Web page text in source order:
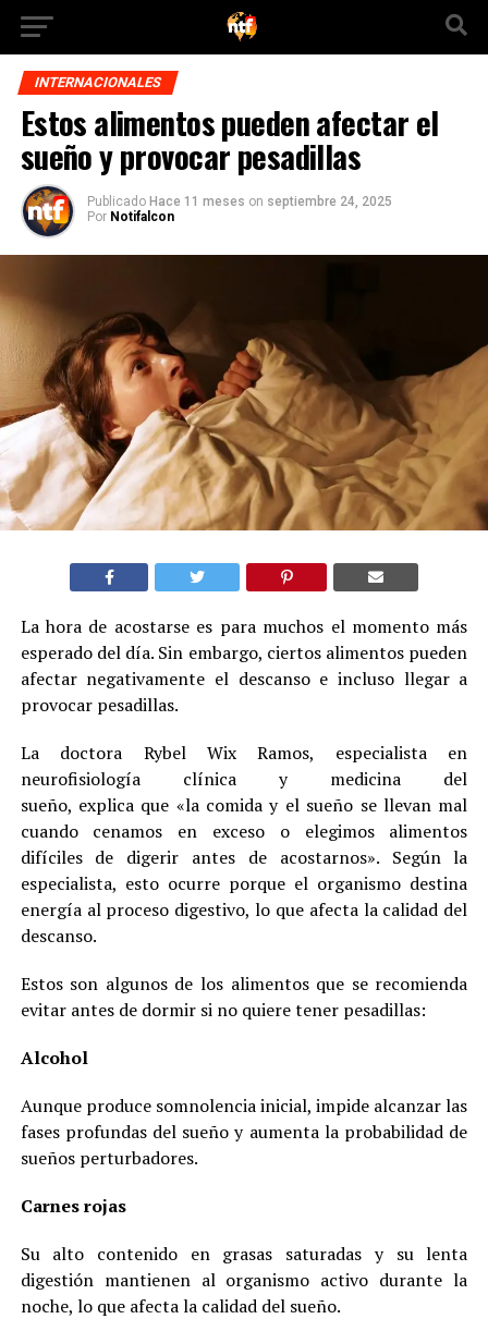
INTERNACIONALES
Estos alimentos pueden afectar el
sueño y provocar pesadillas
Publicado Hace 11 meses on septiembre 24, 2025
Por Notifalcon
La hora de acostarse es para muchos el momento más
esperado del día. Sin embargo, ciertos alimentos pueden
afectar negativamente el descanso e incluso llegar a
provocar pesadillas.
La doctora Rybel Wix Ramos, especialista en
neurofisiología clínica y medicina del
sueño, explica que «la comida y el sueño se llevan mal
cuando cenamos en exceso o elegimos alimentos
difíciles de digerir antes de acostarnos». Según la
especialista, esto ocurre porque el organismo destina
energía al proceso digestivo, lo que afecta la calidad del
descanso.
Estos son algunos de los alimentos que se recomienda
evitar antes de dormir si no quiere tener pesadillas:
Alcohol
Aunque produce somnolencia inicial, impide alcanzar las
fases profundas del sueño y aumenta la probabilidad de
sueños perturbadores.
Carnes rojas
Su alto contenido en grasas saturadas y su lenta
digestión mantienen al organismo activo durante la
noche, lo que afecta la calidad del sueño.